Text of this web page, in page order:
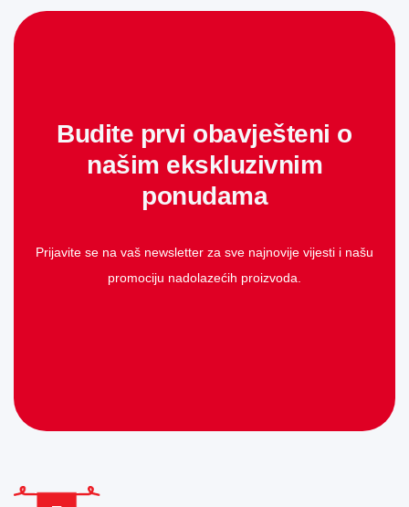
Budite prvi obavješteni o
našim ekskluzivnim
ponudama
Prijavite se na vaš newsletter za sve najnovije vijesti i našu
promociju nadolazećih proizvoda.